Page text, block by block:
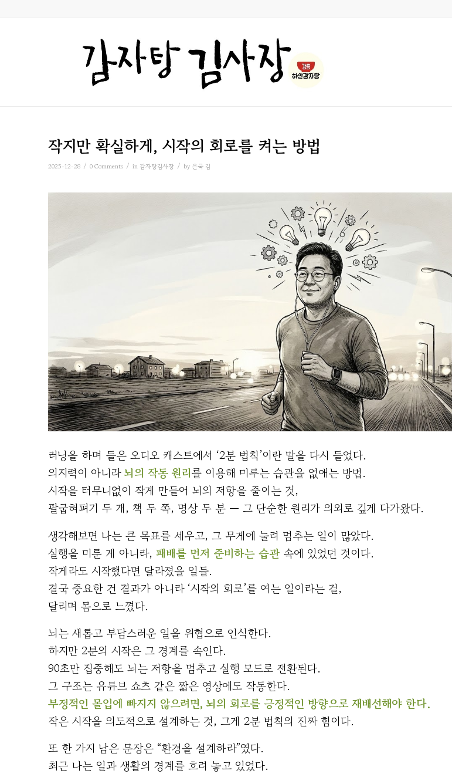
작지만 확실하게, 시작의 회로를 켜는 방법
2025-12-28 / 0 Comments / in 감자탕김사장 / by 은국 김
러닝을 하며 들은 오디오 캐스트에서 ‘2분 법칙’이란 말을 다시 들었다.
의지력이 아니라뇌의 작동 원리를 이용해 미루는 습관을 없애는 방법.
시작을 터무니없이 작게 만들어 뇌의 저항을 줄이는 것,
팔굽혀펴기 두 개, 책 두 쪽, 명상 두 분 — 그 단순한 원리가 의외로 깊게 다가왔다.
생각해보면 나는 큰 목표를 세우고, 그 무게에 눌려 멈추는 일이 많았다.
실행을 미룬 게 아니라, 패배를 먼저 준비하는 습관 속에 있었던 것이다.
작게라도 시작했다면 달라졌을 일들.
결국 중요한 건 결과가 아니라 ‘시작의 회로’를 여는 일이라는 걸,
달리며 몸으로 느꼈다.
뇌는 새롭고 부담스러운 일을 위협으로 인식한다.
하지만 2분의 시작은 그 경계를 속인다.
90초만 집중해도 뇌는 저항을 멈추고 실행 모드로 전환된다.
그 구조는 유튜브 쇼츠 같은 짧은 영상에도 작동한다.
부정적인 몰입에 빠지지 않으려면, 뇌의 회로를 긍정적인 방향으로 재배선해야 한다.
작은 시작을 의도적으로 설계하는 것, 그게 2분 법칙의 진짜 힘이다.
또 한 가지 남은 문장은 “환경을 설계하라”였다.
최근 나는 일과 생활의 경계를 흐려 놓고 있었다.